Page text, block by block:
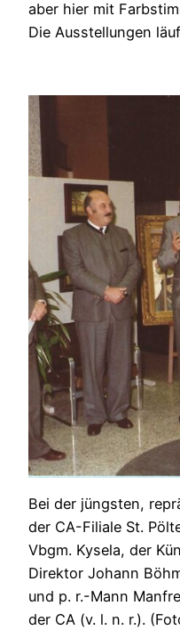
aber hier mit
Die Ausstellungen
Bei der jüngsten,
der CA-Filiale St.
Vbgm. Kysela, der
Direktor Johann
und p. r.-Mann
der CA (v. l. n. r.).